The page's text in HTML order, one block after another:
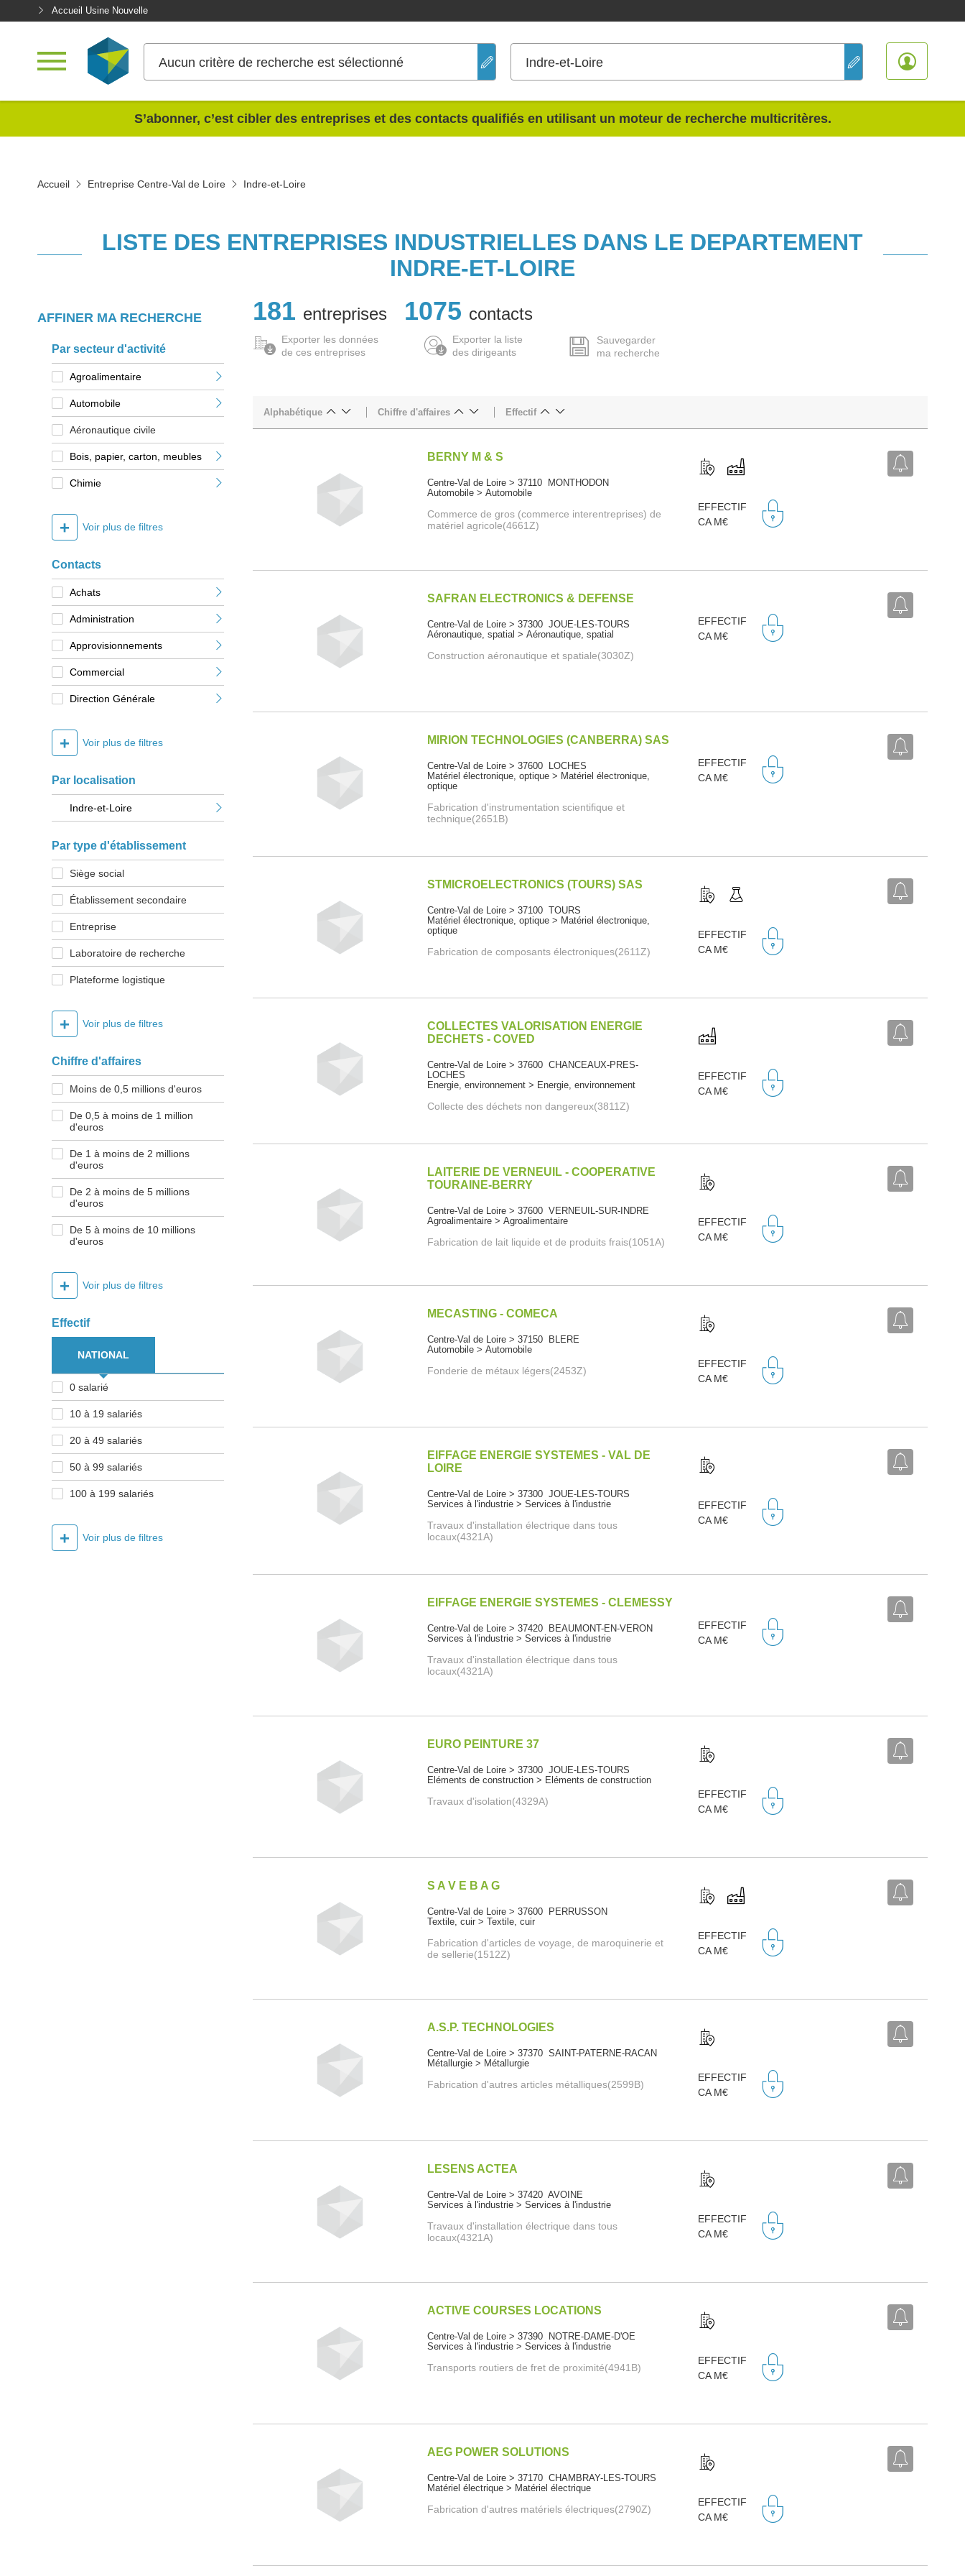
Accueil Usine Nouvelle
Aucun critère de recherche est sélectionné Indre-et-Loire
S’abonner, c’est cibler des entreprises et des contacts qualifiés en utilisant un moteur de recherche multicritères.
Accueil Entreprise Centre-Val de Loire Indre-et-Loire
LISTE DES ENTREPRISES INDUSTRIELLES DANS LE DEPARTEMENT
INDRE-ET-LOIRE
AFFINER MA RECHERCHE
Par secteur d'activité
Agroalimentaire
Automobile
Aéronautique civile
Bois, papier, carton, meubles
Chimie
+ Voir plus de filtres
Contacts
Achats
Administration
Approvisionnements
Commercial
Direction Générale
+ Voir plus de filtres
Par localisation
Indre-et-Loire
Par type d'établissement
Siège social
Établissement secondaire
Entreprise
Laboratoire de recherche
Plateforme logistique
+ Voir plus de filtres
Chiffre d'affaires
Moins de 0,5 millions d'euros
De 0,5 à moins de 1 million
d'euros
De 1 à moins de 2 millions
d'euros
De 2 à moins de 5 millions
d'euros
De 5 à moins de 10 millions
d'euros
+ Voir plus de filtres
Effectif
NATIONAL
0 salarié
10 à 19 salariés
20 à 49 salariés
50 à 99 salariés
100 à 199 salariés
+ Voir plus de filtres
181 entreprises 1075 contacts
Exporter les données
de ces entreprises
Exporter la liste
des dirigeants
Sauvegarder
ma recherche
Alphabétique Chiffre d'affaires Effectif
BERNY M & S
Centre-Val de Loire > 37110 MONTHODON
Automobile > Automobile
Commerce de gros (commerce interentreprises) de
matériel agricole(4661Z)
EFFECTIF
CA M€
SAFRAN ELECTRONICS & DEFENSE
Centre-Val de Loire > 37300 JOUE-LES-TOURS
Aéronautique, spatial > Aéronautique, spatial
Construction aéronautique et spatiale(3030Z)
EFFECTIF
CA M€
MIRION TECHNOLOGIES (CANBERRA) SAS
Centre-Val de Loire > 37600 LOCHES
Matériel électronique, optique > Matériel électronique,
optique
Fabrication d'instrumentation scientifique et
technique(2651B)
EFFECTIF
CA M€
STMICROELECTRONICS (TOURS) SAS
Centre-Val de Loire > 37100 TOURS
Matériel électronique, optique > Matériel électronique,
optique
Fabrication de composants électroniques(2611Z)
EFFECTIF
CA M€
COLLECTES VALORISATION ENERGIE
DECHETS - COVED
Centre-Val de Loire > 37600 CHANCEAUX-PRES-
LOCHES
Energie, environnement > Energie, environnement
Collecte des déchets non dangereux(3811Z)
EFFECTIF
CA M€
LAITERIE DE VERNEUIL - COOPERATIVE
TOURAINE-BERRY
Centre-Val de Loire > 37600 VERNEUIL-SUR-INDRE
Agroalimentaire > Agroalimentaire
Fabrication de lait liquide et de produits frais(1051A)
EFFECTIF
CA M€
MECASTING - COMECA
Centre-Val de Loire > 37150 BLERE
Automobile > Automobile
Fonderie de métaux légers(2453Z)
EFFECTIF
CA M€
EIFFAGE ENERGIE SYSTEMES - VAL DE
LOIRE
Centre-Val de Loire > 37300 JOUE-LES-TOURS
Services à l'industrie > Services à l'industrie
Travaux d'installation électrique dans tous
locaux(4321A)
EFFECTIF
CA M€
EIFFAGE ENERGIE SYSTEMES - CLEMESSY
Centre-Val de Loire > 37420 BEAUMONT-EN-VERON
Services à l'industrie > Services à l'industrie
Travaux d'installation électrique dans tous
locaux(4321A)
EFFECTIF
CA M€
EURO PEINTURE 37
Centre-Val de Loire > 37300 JOUE-LES-TOURS
Eléments de construction > Eléments de construction
Travaux d'isolation(4329A)
EFFECTIF
CA M€
S A V E B A G
Centre-Val de Loire > 37600 PERRUSSON
Textile, cuir > Textile, cuir
Fabrication d'articles de voyage, de maroquinerie et
de sellerie(1512Z)
EFFECTIF
CA M€
A.S.P. TECHNOLOGIES
Centre-Val de Loire > 37370 SAINT-PATERNE-RACAN
Métallurgie > Métallurgie
Fabrication d'autres articles métalliques(2599B)
EFFECTIF
CA M€
LESENS ACTEA
Centre-Val de Loire > 37420 AVOINE
Services à l'industrie > Services à l'industrie
Travaux d'installation électrique dans tous
locaux(4321A)
EFFECTIF
CA M€
ACTIVE COURSES LOCATIONS
Centre-Val de Loire > 37390 NOTRE-DAME-D'OE
Services à l'industrie > Services à l'industrie
Transports routiers de fret de proximité(4941B)
EFFECTIF
CA M€
AEG POWER SOLUTIONS
Centre-Val de Loire > 37170 CHAMBRAY-LES-TOURS
Matériel électrique > Matériel électrique
Fabrication d'autres matériels électriques(2790Z)
EFFECTIF
CA M€